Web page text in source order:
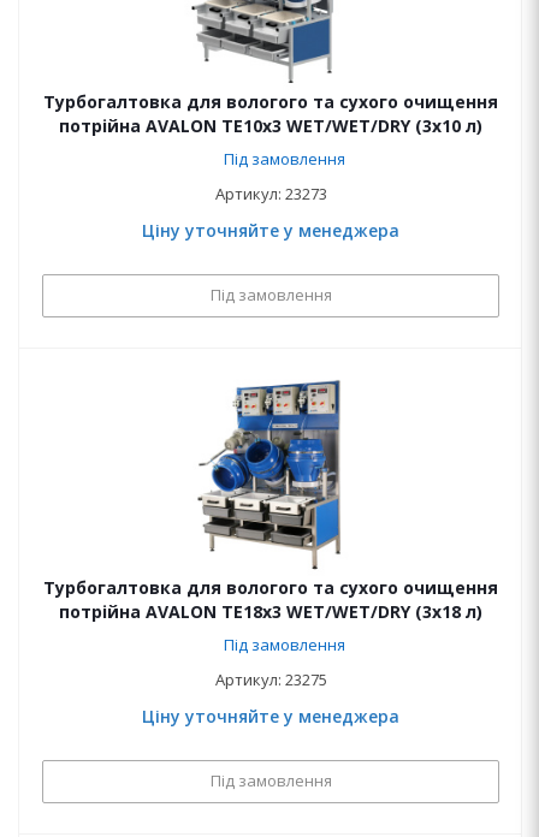
Турбогалтовка для вологого та сухого очищення
потрійна AVALON ТЕ10х3 WET/WET/DRY (3x10 л)
Під замовлення
Артикул: 23273
Ціну уточняйте у менеджера
Під замовлення
Турбогалтовка для вологого та сухого очищення
потрійна AVALON ТЕ18х3 WET/WET/DRY (3x18 л)
Під замовлення
Артикул: 23275
Ціну уточняйте у менеджера
Під замовлення